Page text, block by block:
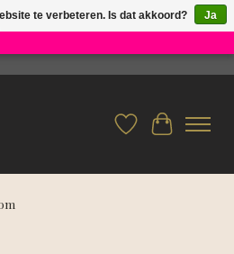
×
Verlanglijst
te verbeteren. Is dat akkoord?
Ja